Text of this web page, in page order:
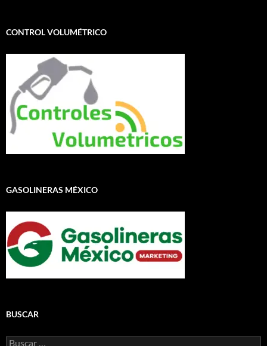
CONTROL VOLUMÉTRICO
GASOLINERAS MÉXICO
BUSCAR
Buscar: